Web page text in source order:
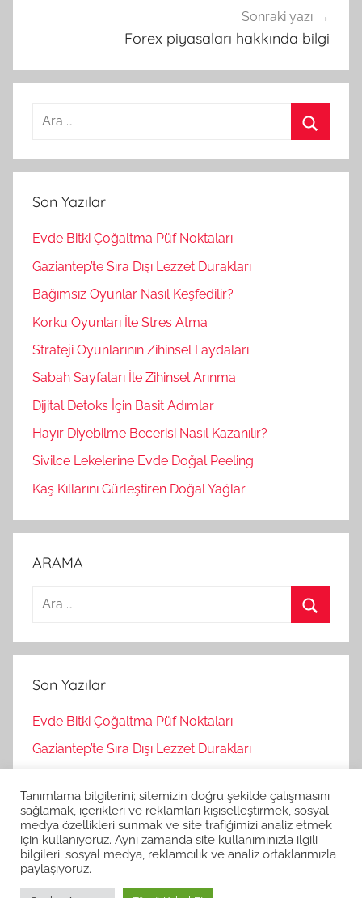
Sonraki yazı
Forex piyasaları hakkında bilgi
a
a
r
Son Yazılar
Evde Bitki Çoğaltma Püf Noktaları
Gaziantep’te Sıra Dışı Lezzet Durakları
Bağımsız Oyunlar Nasıl Keşfedilir?
Korku Oyunları İle Stres Atma
Strateji Oyunlarının Zihinsel Faydaları
Sabah Sayfaları İle Zihinsel Arınma
Dijital Detoks İçin Basit Adımlar
Hayır Diyebilme Becerisi Nasıl Kazanılır?
Sivilce Lekelerine Evde Doğal Peeling
Kaş Kıllarını Gürleştiren Doğal Yağlar
ARAMA
a
a
r
Son Yazılar
Evde Bitki Çoğaltma Püf Noktaları
Gaziantep’te Sıra Dışı Lezzet Durakları
Korku Oyunları İle Stres Atma
Strateji Oyunlarının Zihinsel Faydaları
Tanımlama bilgilerini; sitemizin doğru şekilde çalışmasını
sağlamak, içerikleri ve reklamları kişiselleştirmek, sosyal
medya özellikleri sunmak ve site trafiğimizi analiz etmek
için kullanıyoruz. Aynı zamanda site kullanımınızla ilgili
bilgileri; sosyal medya, reklamcılık ve analiz ortaklarımızla
paylaşıyoruz.